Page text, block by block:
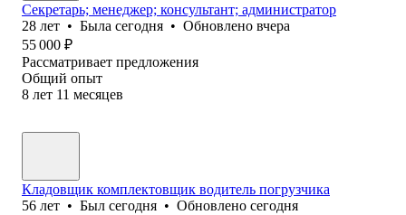
Секретарь; менеджер; консультант; администратор
28 лет • Была сегодня • Обновлено вчера
55 000 ₽
Рассматривает предложения
Общий опыт
8 лет 11 месяцев
Кладовщик комплектовщик водитель погрузчика
56 лет • Был сегодня • Обновлено сегодня